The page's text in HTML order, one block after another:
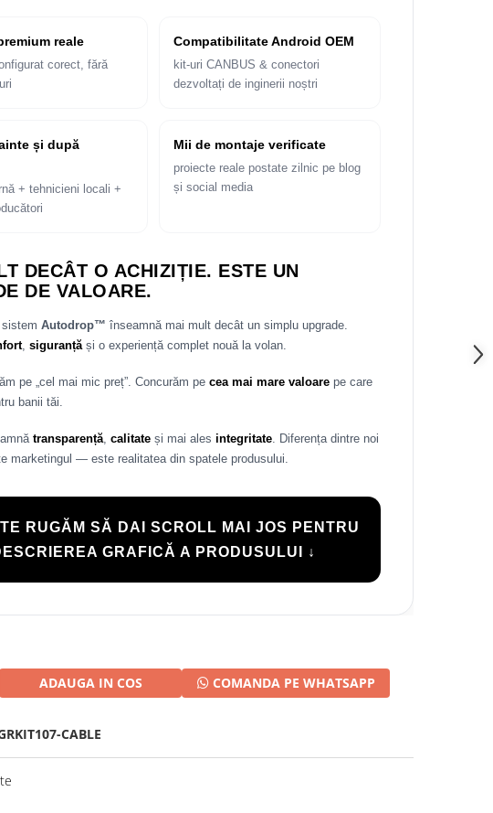
reale
corect, fără
Compatibilitate Android OEM
kit-uri CANBUS & conectori
dezvoltați de inginerii noștri
și după
+ tehnicieni locali +
Mii de montaje verificate
proiecte reale postate zilnic pe blog
și social media
DECÂT O ACHIZIȚIE. ESTE UN
DE VALOARE.
Autodrop™ înseamnă mai mult decât un simplu upgrade.
, siguranțăși o experiență complet nouă la volan.
pe „cel mai mic preț”. Concurăm pe cea mai mare valoare pe care
banii tăi.
transparență, calitate și mai ales integritate. Diferența dintre noi
marketingul — este realitatea din spatele produsului.
RUGĂM SĂ DAI SCROLL MAI JOS PENTRU
GRAFICĂ A PRODUSULUI ↓
ADAUGA IN COS COMANDA PE WHATSAPP
CABLE